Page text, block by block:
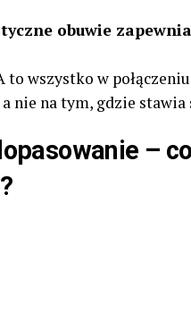
obuwie
to wszystko w
nie na tym, gdzie stawia
–